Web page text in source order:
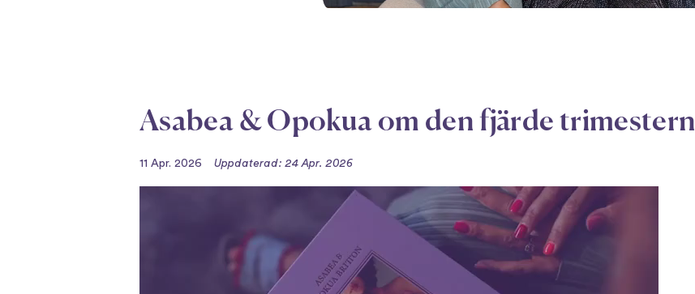
Asabea & Opokua om den fjärde trimestern
11 Apr. 2026 Uppdaterad: 24 Apr. 2026